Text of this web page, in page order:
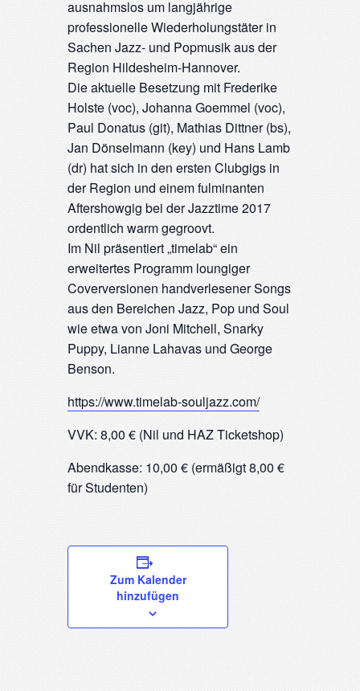
ausnahmslos um langjährige
professionelle Wiederholungstäter in
Sachen Jazz- und Popmusik aus der
Region Hildesheim-Hannover.
Die aktuelle Besetzung mit Frederike
Holste (voc), Johanna Goemmel (voc),
Paul Donatus (git), Mathias Dittner (bs),
Jan Dönselmann (key) und Hans Lamb
(dr) hat sich in den ersten Clubgigs in
der Region und einem fulminanten
Aftershowgig bei der Jazztime 2017
ordentlich warm gegroovt.
Im Nil präsentiert „timelab“ ein
erweitertes Programm loungiger
Coverversionen handverlesener Songs
aus den Bereichen Jazz, Pop und Soul
wie etwa von Joni Mitchell, Snarky
Puppy, Lianne Lahavas und George
Benson.
https://www.timelab-souljazz.com/
VVK: 8,00 € (Nil und HAZ Ticketshop)
Abendkasse: 10,00 € (ermäßigt 8,00 €
für Studenten)
Zum Kalender
hinzufügen